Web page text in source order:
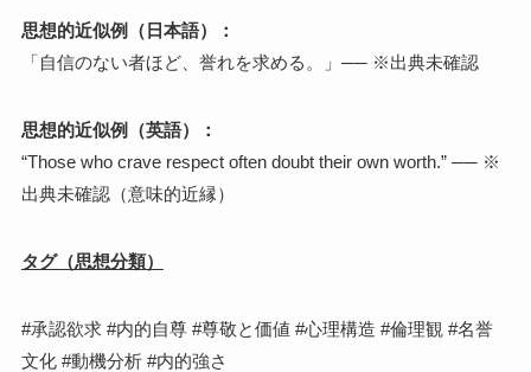
思想的近似例（日本語）：
「自信のない者ほど、誉れを求める。」── ※出典未確認
思想的近似例（英語）：
“Those who crave respect often doubt their own worth.” ── ※
出典未確認（意味的近縁）
タグ（思想分類）
#承認欲求 #内的自尊 #尊敬と価値 #心理構造 #倫理観 #名誉
文化 #動機分析 #内的強さ